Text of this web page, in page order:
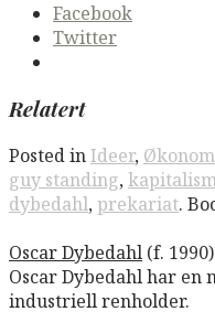
Facebook
Twitter
Relatert
Posted inIdeer,
guy standing,
dybedahl,prekariat.
Oscar Dybedahl (f. 1990)
Oscar Dybedahl har en
industriell renholder.